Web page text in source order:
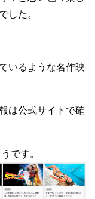
した。
いるような名作映
は公式サイトで確
です。